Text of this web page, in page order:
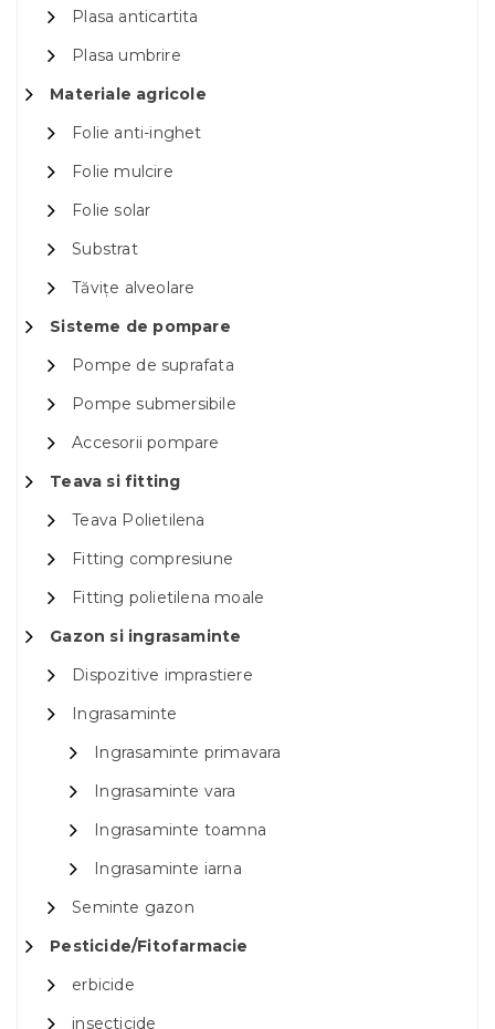
Plasa anticartita
Plasa umbrire
Materiale agricole
Folie anti-inghet
Folie mulcire
Folie solar
Substrat
Tăvițe alveolare
Sisteme de pompare
Pompe de suprafata
Pompe submersibile
Accesorii pompare
Teava si fitting
Teava Polietilena
Fitting compresiune
Fitting polietilena moale
Gazon si ingrasaminte
Dispozitive imprastiere
Ingrasaminte
Ingrasaminte primavara
Ingrasaminte vara
Ingrasaminte toamna
Ingrasaminte iarna
Seminte gazon
Pesticide/Fitofarmacie
erbicide
insecticide